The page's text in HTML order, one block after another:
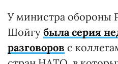
У министра обороны
Шойгу была серия
разговоров с